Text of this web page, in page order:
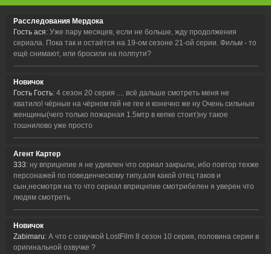
Расследования Мердока
Гость ася: Уже пару месяцев, если не больше, жду продолжения
сериала. Пока так и остаётся на 19-ом сезоне 21-ой серии. Фильм - то
ещё снимают, или бросили на полпути?
Новичок
Гость Гость: 4 сезон 20 серия .... всё дальше смотреть меня не
хватило! чёрные на чёрном гей не гее и конечно же ну Очень сильные
женщины(чего только пожарная 1.5мтр в кепке стоит)ну такое
тошнилово уже просто
Агент Картер
333: ну вприцнпие я не удивлен что сериал закрыли, ибо повтор техже
персонажей по поведенческому типу,аля какой отец таков и
сын,несмотря на то что сериал вприцнпие смотрибелен я уверен что
людям смотреть
Новичок
Zabimaru: А что с озвучкой LostFilm 8 сезон 10 серия, половина серии в
оригинальной озвучке ?